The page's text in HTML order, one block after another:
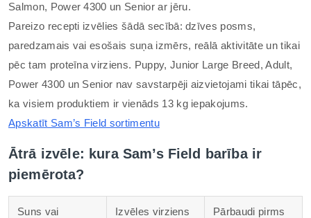
Salmon, Power 4300 un Senior ar jēru.
Pareizo recepti izvēlies šādā secībā: dzīves posms,
paredzamais vai esošais suņa izmērs, reālā aktivitāte un tikai
pēc tam proteīna virziens. Puppy, Junior Large Breed, Adult,
Power 4300 un Senior nav savstarpēji aizvietojami tikai tāpēc,
ka visiem produktiem ir vienāds 13 kg iepakojums.
Apskatīt Sam’s Field sortimentu
Ātrā izvēle: kura Sam’s Field barība ir
piemērota?
Suns vai
Izvēles virziens
Pārbaudi pirms